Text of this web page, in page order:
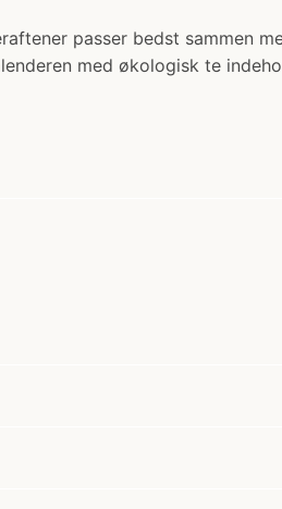
passer bedst sammen
med økologisk te